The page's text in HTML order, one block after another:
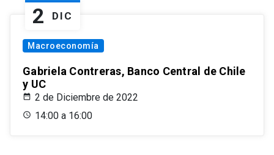
2 DIC
Macroeconomía
Gabriela Contreras, Banco Central de Chile
y UC
2 de Diciembre de 2022
14:00 a 16:00